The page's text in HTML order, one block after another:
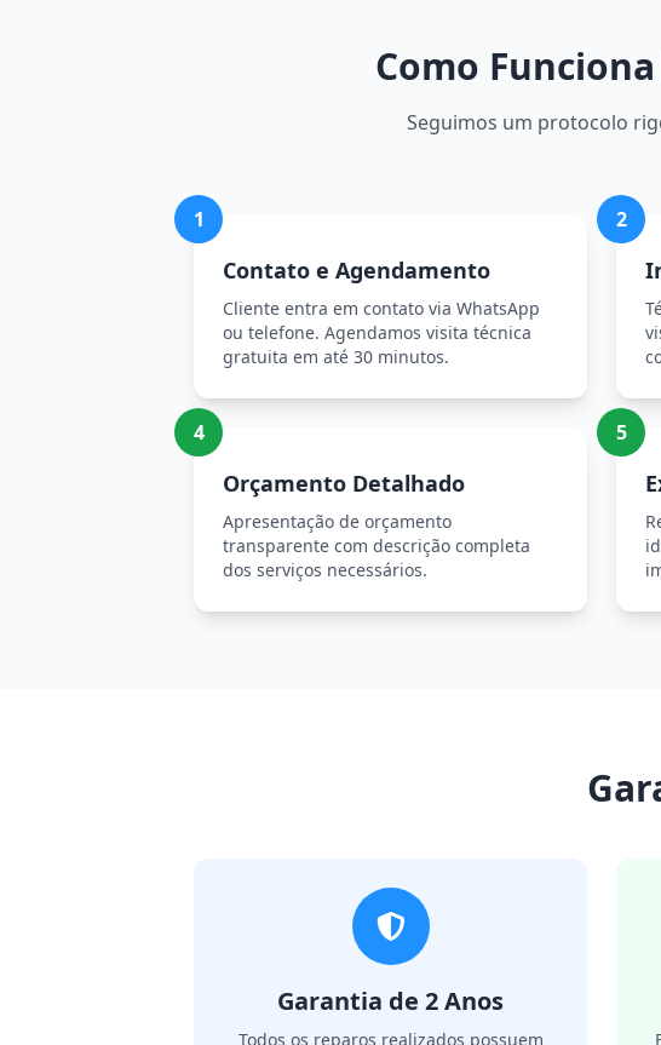
Como
Seguimos um protocolo
1
Contato e Agendamento
Cliente entra em contato via WhatsApp
ou telefone. Agendamos visita técnica
gratuita em até 30 minutos.
2
4
Orçamento Detalhado
Apresentação de orçamento
transparente com descrição completa
dos serviços necessários.
5
Garantia de 2 Anos
Todos os reparos realizados possuem